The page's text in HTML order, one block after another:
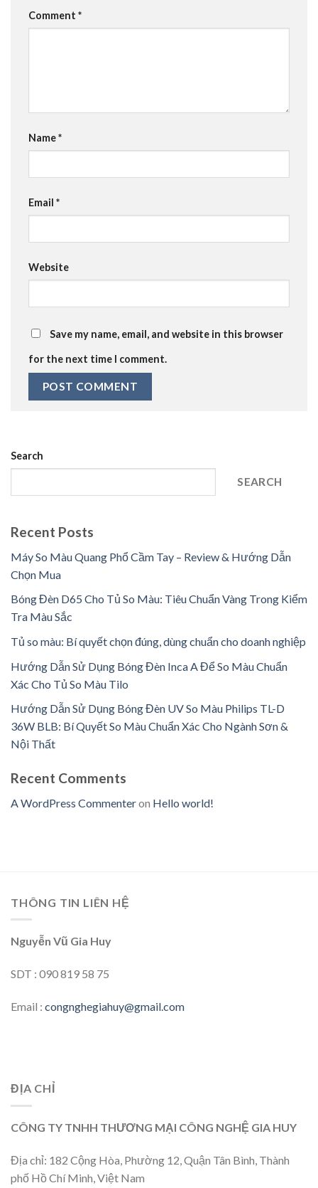
Comment *
Name*
Email *
Website
Save my name, email, and website in this browser
for the next time I comment.
Search
SEARCH
Recent Posts
Máy So Màu Quang Phổ Cầm Tay – Review & Hướng Dẫn
Chọn Mua
Bóng Đèn D65 Cho Tủ So Màu: Tiêu Chuẩn Vàng Trong Kiểm
Tra Màu Sắc
Tủ so màu: Bí quyết chọn đúng, dùng chuẩn cho doanh nghiệp
Hướng Dẫn Sử Dụng Bóng Đèn Inca A Để So Màu Chuẩn
Xác Cho Tủ So Màu Tilo
Hướng Dẫn Sử Dụng Bóng Đèn UV So Màu Philips TL-D
36W BLB: Bí Quyết So Màu Chuẩn Xác Cho Ngành Sơn &
Nội Thất
Recent Comments
A WordPress Commenteron Hello world!
THÔNG TIN LIÊN HỆ
Nguyễn Vũ Gia Huy
SDT : 090 819 58 75
Email : congnghegiahuy@gmail.com
ĐỊA CHỈ
CÔNG TY TNHH THƯƠNG MẠI CÔNG NGHỆ GIA HUY
Địa chỉ: 182 Cộng Hòa, Phường 12, Quận Tân Bình, Thành
phố Hồ Chí Minh, Việt Nam